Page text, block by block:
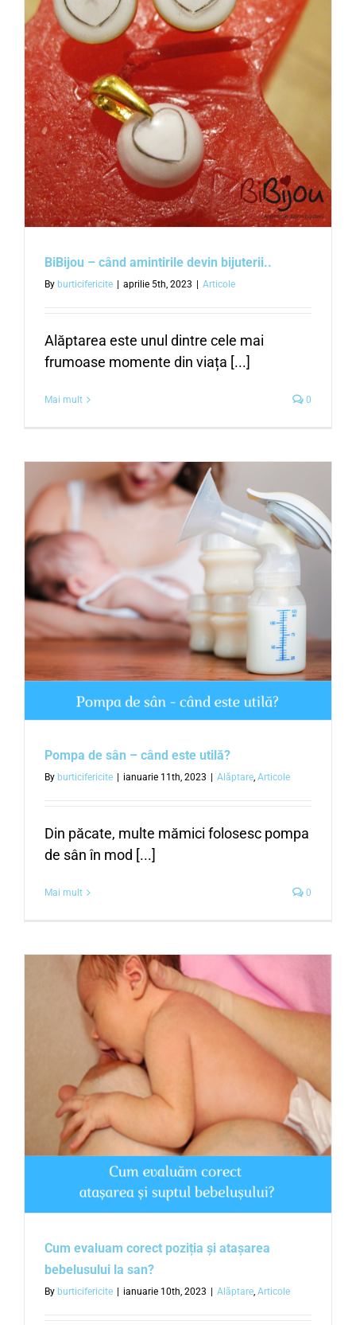
BiBijou – când amintirile devin bijuterii..
By burticifericite aprilie 5th, 2023 Articole
Alăptarea este unul dintre cele mai
frumoase momente din viața [...]
Mai mult 0
Pompa de sân – când este utilă?
By burticifericite | ianuarie 11th, 2023 | Alăptare Articole
Din păcate, multe mămici folosesc pompa
de sân în mod [...]
Mai mult 0
Cum evaluam corect poziția și atașarea
bebelusului la san?
By burticifericite | ianuarie 10th, 2023 | Alăptare Articole